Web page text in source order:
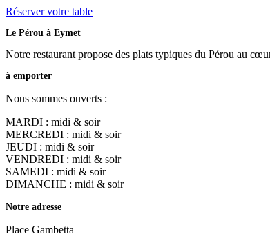
Réserver votre table
Le Pérou à Eymet
Notre restaurant propose des plats typiques du Pérou au
à emporter
Nous sommes ouverts :
MARDI : midi & soir
MERCREDI : midi & soir
JEUDI : midi & soir
VENDREDI : midi & soir
SAMEDI : midi & soir
DIMANCHE : midi & soir
Notre adresse
Place Gambetta